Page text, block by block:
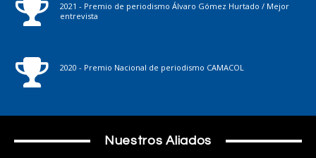
2021 - Premio de periodismo Álvaro Gómez Hurtado / Mejor
entrevista
2020 - Premio Nacional de periodismo CAMACOL
Nuestros Aliados